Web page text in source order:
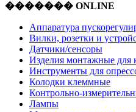
������� ONLINE
Аппаратура
Вилки, розетки и
Датчики/сенсоры
Изделия монтажные для
Инструменты для
Колодки клеммные
Контрольно-
Лампы